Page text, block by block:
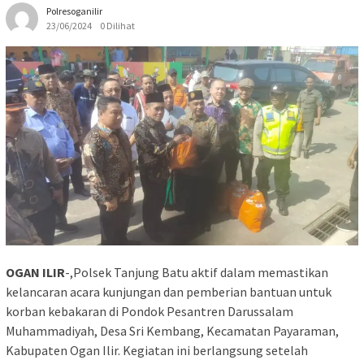
Polresoganilir
23/06/2024
0 Dilihat
OGAN ILIR-,Polsek Tanjung Batu aktif dalam memastikan
kelancaran acara kunjungan dan pemberian bantuan untuk
korban kebakaran di Pondok Pesantren Darussalam
Muhammadiyah, Desa Sri Kembang, Kecamatan Payaraman,
Kabupaten Ogan Ilir. Kegiatan ini berlangsung setelah